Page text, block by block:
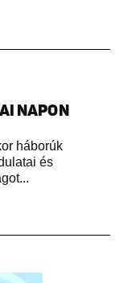
NAPON
háborúk
és